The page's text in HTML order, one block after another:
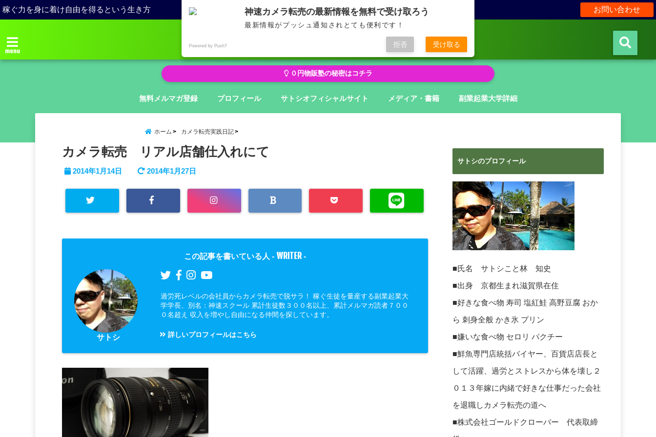
稼ぐ力を身に着け自由を得るという生き方 お問い合わせ
せどり・転売から物販にステージアップ
menu 無在庫から億を狙う０円物販
０円物販塾の秘密はコチラ
無料メルマガ登録 プロフィール サトシオフィシャルサイト メディア・書籍 副業起業大学詳細
ホーム カメラ転売実践日記
カメラ転売 リアル店舗仕入れにて
2014年1月14日 2014年1月27日
この記事を書いている人 - WRITER -
サトシ
過労死レベルの会社員からカメラ転売で脱サラ！ 稼ぐ生徒を量産する副業起業大
学学長、別名：神速スクール 累計生徒数３００名以上、累計メルマガ読者７００
０名超え 収入を増やし自由になる仲間を探しています。
詳しいプロフィールはこちら
サトシのプロフィール
■氏名 サトシこと林 知史
■出身 京都生まれ滋賀県在住
■好きな食べ物 寿司 塩紅鮭 高野豆腐 おか
ら 刺身全般 かき氷 プリン
■嫌いな食べ物 セロリ パクチー
■鮮魚専門店統括バイヤー、百貨店店長と
して活躍、過労とストレスから体を壊し２
０１３年嫁に内緒で好きな仕事だった会社
を退職しカメラ転売の道へ
■株式会社ゴールドクローバー 代表取締
神速カメラ転売の最新情報を無料で受け取ろう
最新情報がプッシュ通知されとても便利です！
Powered by Push7 拒否 受け取る